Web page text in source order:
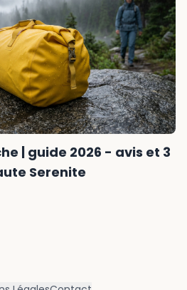
| guide 2026 - avis et 3
Serenite